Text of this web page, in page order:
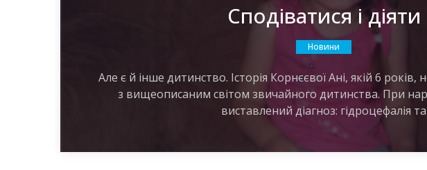
Сподіватися і діяти
Новини
Але є й інше дитинство. Історія Корнєєвої Ані, якій 6 років,
з вищеописаним світом звичайного дитинства. При
виставлений діагноз: гідроцефалія та